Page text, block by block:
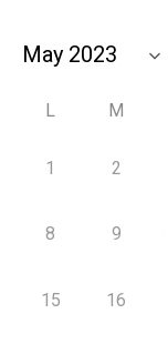
L M
1 2
8 9
15 16